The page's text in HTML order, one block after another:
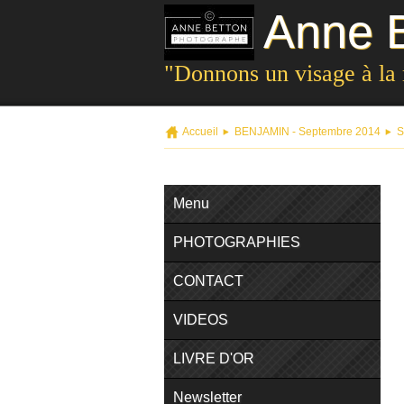
Anne
"Donnons un visage à
Accueil BENJAMIN - Septembre 2014
Menu
PHOTOGRAPHIES
CONTACT
VIDEOS
LIVRE D'OR
Newsletter